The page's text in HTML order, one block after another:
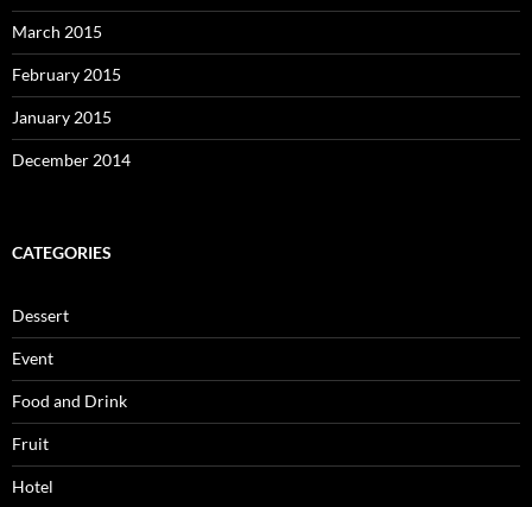
March 2015
February 2015
January 2015
December 2014
CATEGORIES
Dessert
Event
Food and Drink
Fruit
Hotel